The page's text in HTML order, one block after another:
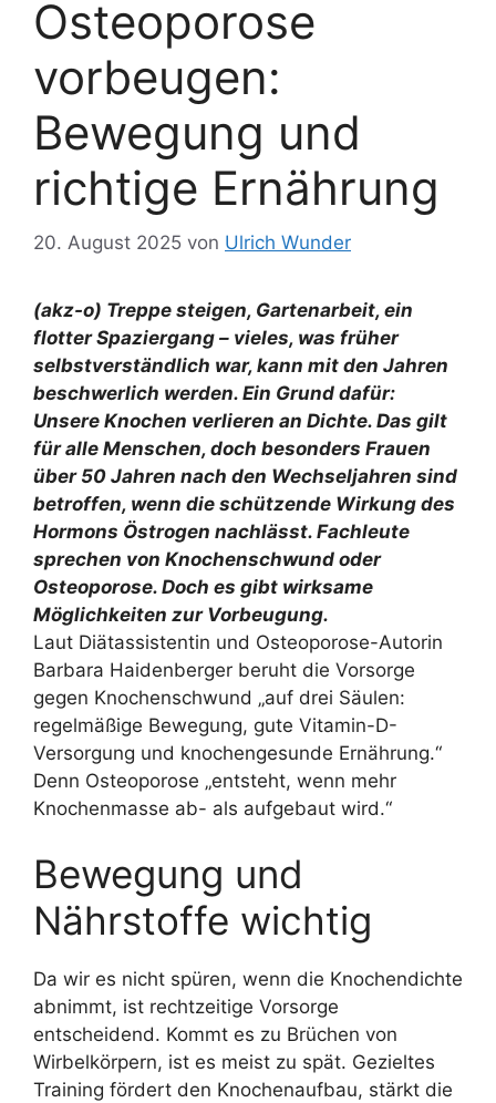
Osteoporose
vorbeugen:
Bewegung und
richtige Ernährung
20. August 2025 von Ulrich Wunder
(akz-o) Treppe steigen, Gartenarbeit, ein
flotter Spaziergang – vieles, was früher
selbstverständlich war, kann mit den Jahren
beschwerlich werden. Ein Grund dafür:
Unsere Knochen verlieren an Dichte. Das gilt
für alle Menschen, doch besonders Frauen
über 50 Jahren nach den Wechseljahren sind
betroffen, wenn die schützende Wirkung des
Hormons Östrogen nachlässt. Fachleute
sprechen von Knochenschwund oder
Osteoporose. Doch es gibt wirksame
Möglichkeiten zur Vorbeugung.
Laut Diätassistentin und Osteoporose-Autorin
Barbara Haidenberger beruht die Vorsorge
gegen Knochenschwund „auf drei Säulen:
regelmäßige Bewegung, gute Vitamin-D-
Versorgung und knochengesunde Ernährung.“
Denn Osteoporose „entsteht, wenn mehr
Knochenmasse ab- als aufgebaut wird.“
Bewegung und
Nährstoffe wichtig
Da wir es nicht spüren, wenn die Knochendichte
abnimmt, ist rechtzeitige Vorsorge
entscheidend. Kommt es zu Brüchen von
Wirbelkörpern, ist es meist zu spät. Gezieltes
Training fördert den Knochenaufbau, stärkt die